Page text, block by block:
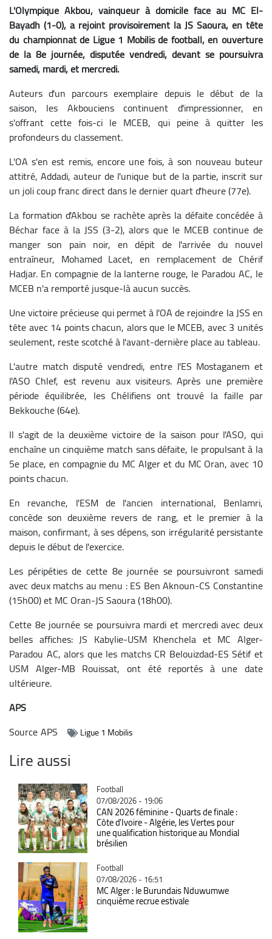
L'Olympique Akbou, vainqueur à domicile face au MC El-
Bayadh (1-0), a rejoint provisoirement la JS Saoura, en tête
du championnat de Ligue 1 Mobilis de football, en ouverture
de la 8e journée, disputée vendredi, devant se poursuivra
samedi, mardi, et mercredi.
Auteurs d'un parcours exemplaire depuis le début de la
saison, les Akbouciens continuent d'impressionner, en
s'offrant cette fois-ci le MCEB, qui peine à quitter les
profondeurs du classement.
L'OA s'en est remis, encore une fois, à son nouveau buteur
attitré, Addadi, auteur de l'unique but de la partie, inscrit sur
un joli coup franc direct dans le dernier quart d'heure (77e).
La formation d'Akbou se rachète après la défaite concédée à
Béchar face à la JSS (3-2), alors que le MCEB continue de
manger son pain noir, en dépit de l'arrivée du nouvel
entraîneur, Mohamed Lacet, en remplacement de Chérif
Hadjar. En compagnie de la lanterne rouge, le Paradou AC, le
MCEB n'a remporté jusque-là aucun succès.
Une victoire précieuse qui permet à l'OA de rejoindre la JSS en
tête avec 14 points chacun, alors que le MCEB, avec 3 unités
seulement, reste scotché à l'avant-dernière place au tableau.
L'autre match disputé vendredi, entre l'ES Mostaganem et
l'ASO Chlef, est revenu aux visiteurs. Après une première
période équilibrée, les Chélifiens ont trouvé la faille par
Bekkouche (64e).
Il s'agit de la deuxième victoire de la saison pour l'ASO, qui
enchaîne un cinquième match sans défaite, le propulsant à la
5e place, en compagnie du MC Alger et du MC Oran, avec 10
points chacun.
En revanche, l'ESM de l'ancien international, Benlamri,
concède son deuxième revers de rang, et le premier à la
maison, confirmant, à ses dépens, son irrégularité persistante
depuis le début de l'exercice.
Les péripéties de cette 8e journée se poursuivront samedi
avec deux matchs au menu : ES Ben Aknoun-CS Constantine
(15h00) et MC Oran-JS Saoura (18h00).
Cette 8e journée se poursuivra mardi et mercredi avec deux
belles affiches: JS Kabylie-USM Khenchela et MC Alger-
Paradou AC, alors que les matchs CR Belouizdad-ES Sétif et
USM Alger-MB Rouissat, ont été reportés à une date
ultérieure.
APS
SourceAPS Ligue 1 Mobilis
Lire aussi
Catégorie
Football
07/08/2026 - 19:06
CAN 2026 féminine - Quarts de finale :
Côte d'Ivoire - Algérie, les Vertes pour
une qualification historique au Mondial
brésilien
Catégorie
Football
07/08/2026 - 16:51
MC Alger : le Burundais Nduwumwe
cinquième recrue estivale